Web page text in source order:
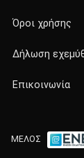
Όροι χρήσης
Δήλωση
Επικοινωνία
ΜΕΛΟΣ